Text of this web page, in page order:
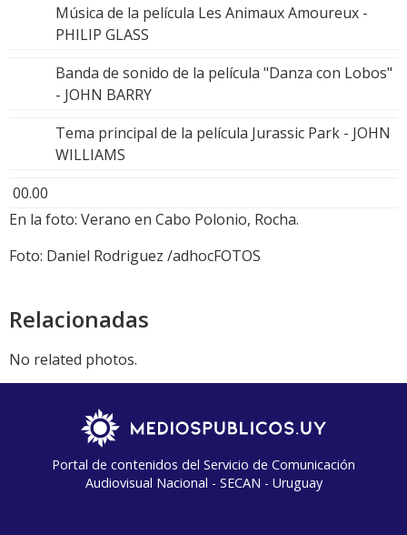
Música de la película Les Animaux Amoureux -
PHILIP GLASS
Banda de sonido de la película "Danza con Lobos"
- JOHN BARRY
Tema principal de la película Jurassic Park - JOHN
WILLIAMS
00.00
En la foto: Verano en Cabo Polonio, Rocha.
Foto: Daniel Rodriguez /adhocFOTOS
Relacionadas
No related photos.
Portal de contenidos del Servicio de Comunicación
Audiovisual Nacional - SECAN - Uruguay